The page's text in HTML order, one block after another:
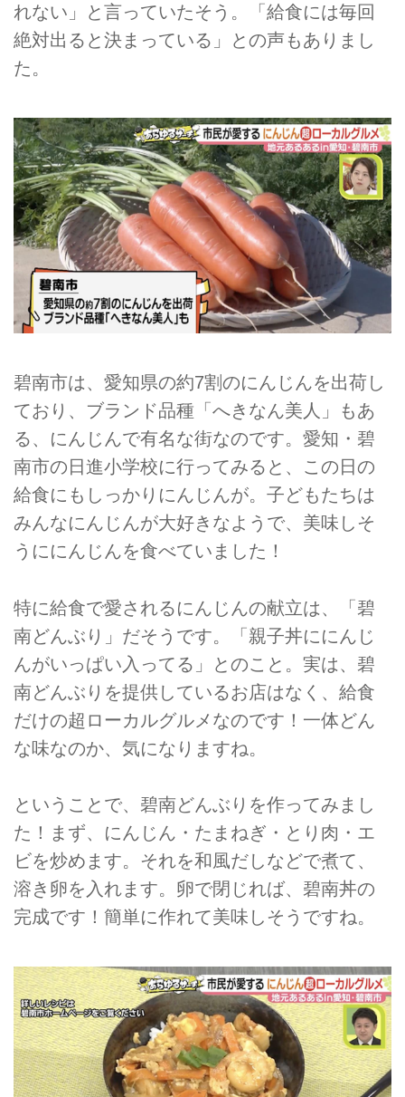
れない」と言っていたそう。「給食には毎回
絶対出ると決まっている」との声もありまし
た。
碧南市は、愛知県の約7割のにんじんを出荷し
ており、ブランド品種「へきなん美人」もあ
る、にんじんで有名な街なのです。愛知・碧
南市の日進小学校に行ってみると、この日の
給食にもしっかりにんじんが。子どもたちは
みんなにんじんが大好きなようで、美味しそ
うににんじんを食べていました！
特に給食で愛されるにんじんの献立は、「碧
南どんぶり」だそうです。「親子丼ににんじ
んがいっぱい入ってる」とのこと。実は、碧
南どんぶりを提供しているお店はなく、給食
だけの超ローカルグルメなのです！一体どん
な味なのか、気になりますね。
ということで、碧南どんぶりを作ってみまし
た！まず、にんじん・たまねぎ・とり肉・エ
ビを炒めます。それを和風だしなどで煮て、
溶き卵を入れます。卵で閉じれば、碧南丼の
完成です！簡単に作れて美味しそうですね。